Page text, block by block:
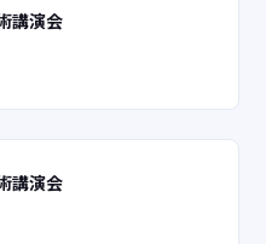
講演会
講演会